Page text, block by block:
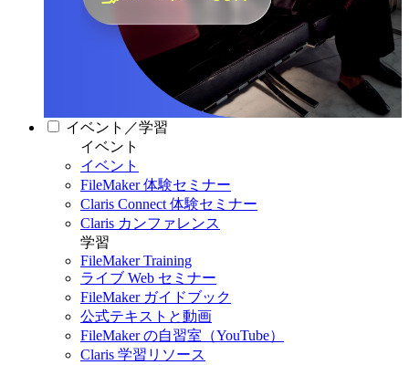
イベント／学習
イベント
イベント
FileMaker 体験セミナー
Claris Connect 体験セミナー
Claris カンファレンス
学習
FileMaker Training
ライブ Web セミナー
FileMaker ガイドブック
公式テキストと動画
FileMaker の自習室（YouTube）
Claris 学習リソース